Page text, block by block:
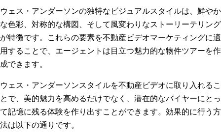
ウェス・アンダーソンの独特なビジュアルスタイルは、鮮やか
な色彩、対称的な構図、そして風変わりなストーリーテリング
が特徴です。これらの要素を不動産ビデオマーケティングに適
用することで、エージェントは目立つ魅力的な物件ツアーを作
成できます。
ウェス・アンダーソンスタイルを不動産ビデオに取り入れるこ
とで、美的魅力を高めるだけでなく、潜在的なバイヤーにとっ
て記憶に残る体験を作り出すことができます。効果的に行う方
法は以下の通りです。